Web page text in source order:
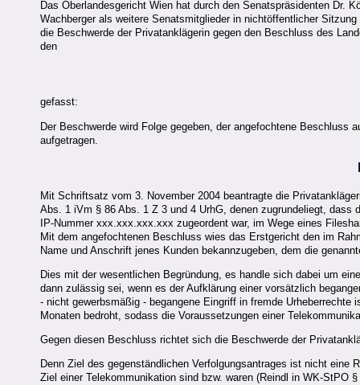
Das Oberlandesgericht Wien hat durch den Senatspräsidenten Dr.
Wachberger als weitere Senatsmitglieder in nichtöffentlicher
die Beschwerde der Privatanklägerin gegen den Beschluss des
den
gefasst:
Der Beschwerde wird Folge gegeben, der angefochtene Beschluss
aufgetragen.
Mit Schriftsatz vom 3. November 2004 beantragte die
Abs. 1 iVm § 86 Abs. 1 Z 3 und 4 UrhG, denen zugrundeliegt,
IP-Nummer xxx.xxx.xxx.xxx zugeordent war, im Wege eines
Mit dem angefochtenen Beschluss wies das Erstgericht den im
Name und Anschrift jenes Kunden bekannzugeben, dem die
Dies mit der wesentlichen Begründung, es handle sich dabei um
dann zulässig sei, wenn es der Aufklärung einer vorsätzlich
- nicht gewerbsmäßig - begangene Eingriff in fremde
Monaten bedroht, sodass die Voraussetzungen einer
Gegen diesen Beschluss richtet sich die Beschwerde der
Denn Ziel des gegenständlichen Verfolgungsantrages ist nicht eine
Ziel einer Telekommunikation sind bzw. waren (Reindl in WK-StPO